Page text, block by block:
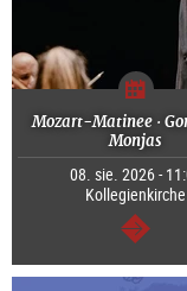
Mozart-Matinee ·
Monjas
08. sie. 2026 -
Kollegienkirche
dalej